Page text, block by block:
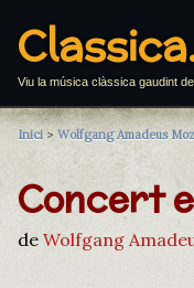
Viu la música clàssica gaudint
Inici > Wolfgang Amadeus
Concert
de Wolfgang